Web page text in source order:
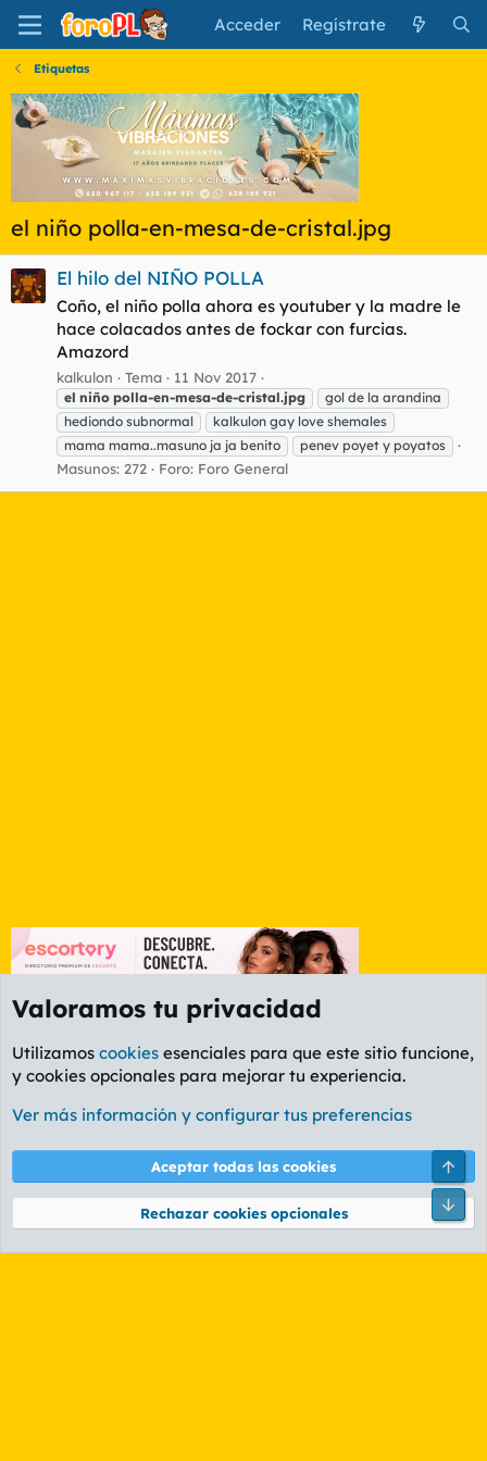
Acceder Regístrate
Etiquetas
el niño polla-en-mesa-de-cristal.jpg
El hilo del NIÑO POLLA
Coño, el niño polla ahora es youtuber y la madre le
hace colacados antes de fockar con furcias.
Amazord
kalkulon Tema 11 Nov 2017
el niño polla-en-mesa-de-cristal.jpg
gol de la arandina
hediondo subnormal
kalkulon gay love shemales
mama mama..masuno ja ja benito
penev poyet y poyatos
Masunos: 272 Foro: Foro General
Etiquetas
Cookies
PL OLDSTYLE AMARILLO
Términos y reglas Política de privacidad Ayuda
Community platform by XenForo® © 2010-2026 XenForo Ltd.
Valoramos tu privacidad
Utilizamos cookies esenciales para que este sitio funcione,
y cookies opcionales para mejorar tu experiencia.
Ver más información y configurar tus preferencias
Aceptar todas las cookies
Rechazar cookies opcionales
Pie